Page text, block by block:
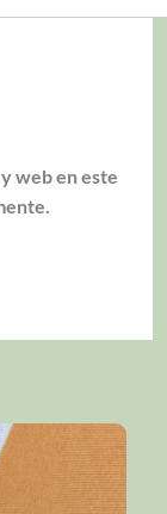
web en este